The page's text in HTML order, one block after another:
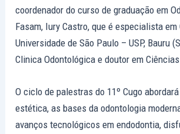
coordenador do curso de graduação em
Fasam, Iury Castro, que é especialista
Universidade de São Paulo – USP, Bauru
Clinica Odontológica e doutor em
O ciclo de palestras do 11º Cugo
estética, as bases da odontologia
avanços tecnológicos em endodontia,